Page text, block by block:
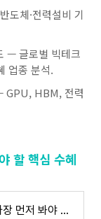
도체·전력설비 기
— 글로벌 빅테크
업종 분석.
GPU, HBM, 전력
할 핵심 수혜
AI 에이전트 관련주, 지금 가장 먼저 봐야 할 핵심 수혜주는?